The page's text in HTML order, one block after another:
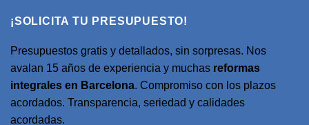
¡SOLICITA TU PRESUPUESTO!
Presupuestos gratis y detallados, sin sorpresas. Nos
avalan 15 años de experiencia y muchas reformas
integrales en Barcelona. Compromiso con los plazos
acordados. Transparencia, seriedad y calidades
acordadas.